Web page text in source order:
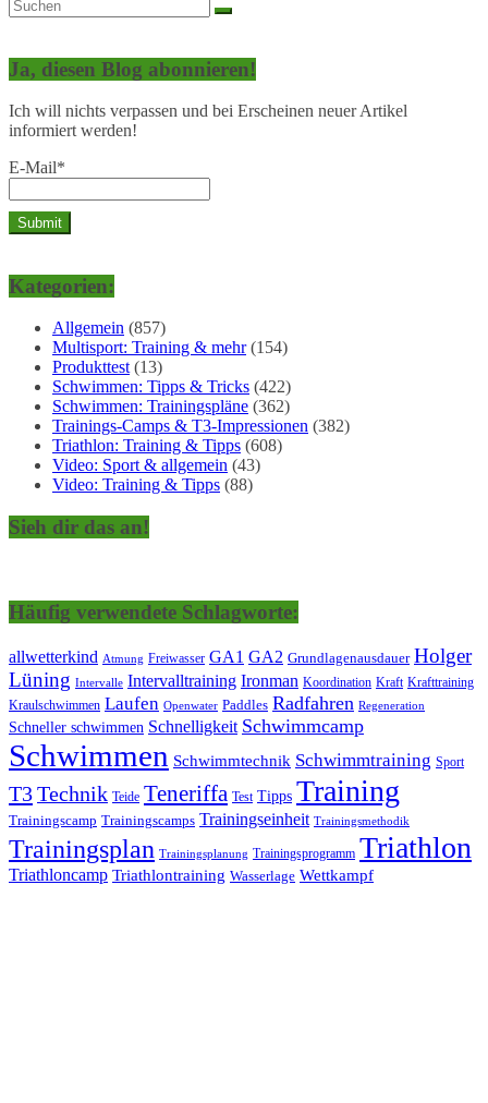
Ja, diesen Blog abonnieren!
Ich will nichts verpassen und bei Erscheinen neuer Artikel
informiert werden!
E-Mail*
Kategorien:
Allgemein (857)
Multisport: Training & mehr(154)
Produkttest(13)
Schwimmen: Tipps & Tricks (422)
Schwimmen: Trainingspläne (362)
Trainings-Camps & T3-Impressionen (382)
Triathlon: Training & Tipps (608)
Video: Sport & allgemein (43)
Video: Training & Tipps (88)
Sieh dir das an!
Häufig verwendete Schlagworte:
allwetterkind Atmung Freiwasser GA1 GA2 Grundlagenausdauer Holger
Lüning Intervalle Intervalltraining Ironman Koordination Kraft Krafttraining
Kraulschwimmen Laufen Openwater Paddles Radfahren Regeneration
Schneller schwimmen Schnelligkeit Schwimmcamp
Schwimmen Schwimmtechnik Schwimmtraining Sport
T3Technik Teide Teneriffa Test Tipps Training
Trainingscamp Trainingscamps Trainingseinheit Trainingsmethodik
Trainingsplan Trainingsplanung Trainingsprogramm Triathlon
Triathloncamp Triathlontraining Wasserlage Wettkampf